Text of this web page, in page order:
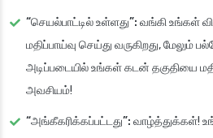
“செயல்பாட்டில் உள்ளது”: வங்கி உங்கள்
மதிப்பாய்வு செய்து வருகிறது, மேலும்
அடிப்படையில் உங்கள் கடன் தகுதியை
அவசியம்!
“அங்கீகரிக்கப்பட்டது”: வாழ்த்துக்கள்!